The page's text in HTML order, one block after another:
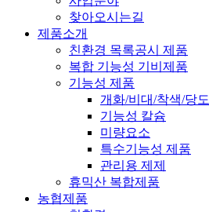
찾아오시는길
제품소개
친환경 목록공시 제품
복합 기능성 기비제품
기능성 제품
개화/비대/착색/당도
기능성 칼슘
미량요소
특수기능성 제품
관리용 제제
휴믹산 복합제품
농협제품